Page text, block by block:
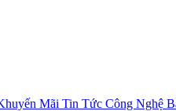
Mãi Tin Tức Công Nghệ